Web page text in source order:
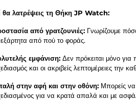
θα λατρέψεις τη Θήκη JP Watch:
από γρατζουνιές: Γνωρίζουμε
από πού το φοράς.
εμφάνιση: Δεν πρόκειται μόνο
και οι ακριβείς λεπτομέρειες την
στην αφή και στην οθόνη: Μπορείς να
για να κρατά απαλά και με